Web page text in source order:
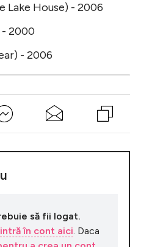
Lake House) - 2006
2000
- 2006
să fii logat.
intră în cont aici. Daca